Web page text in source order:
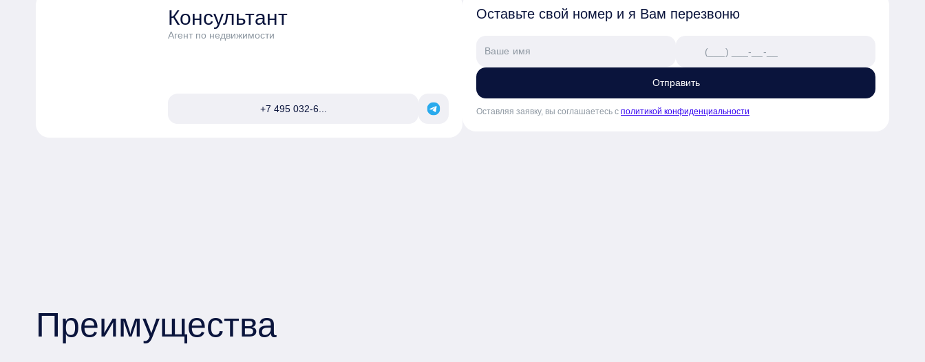
Консультант
Агент по недвижимости
+7 495 032-6...
Оставьте свой номер и я Вам перезвоню
Отправить
Оставляя заявку, вы соглашаетесь с политикой конфиденциальности
Преимущества